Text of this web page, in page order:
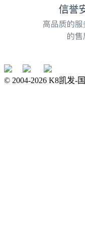
© 2004-2026 K8凯发-